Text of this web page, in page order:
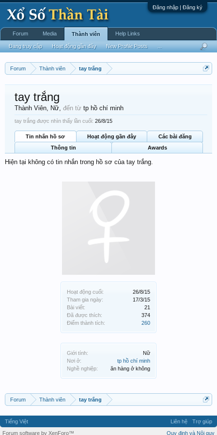
Đăng nhập | Đăng ký
Forum Thành viên tay trắng
Hoạt động cuối:
26/8/15
Tham gia ngày:
17/3/15
Bài viết:
21
Đã được thích:
374
Điểm thành tích:
260
Giới tính:
Nữ
Nơi ở:
tp hồ chí minh
Nghề nghiệp:
ăn hàng ở không
tay trắng
Thành Viên, Nữ, đến từ tp hồ chí minh
tay trắng được nhìn thấy lần cuối: 26/8/15
Tin nhắn hồ sơ Hoạt động gần đây
Các bài đăng
Thông tin
Awards
Hiện tại không có tin nhắn trong hồ sơ của tay trắng.
Forum Thành viên tay trắng
Forum Media Thành viên
Đang truy cập Hoạt động gần đây New Profile Posts
Help Links
Tiếng Việt Liên hệ
Trợ giúp
Quy định và Nội quy
Forum software by XenForo™